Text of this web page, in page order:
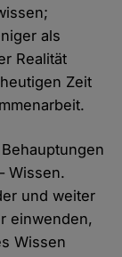
als
Realität
Zeit
Wissen.
und weiter
einwenden,
Wissen